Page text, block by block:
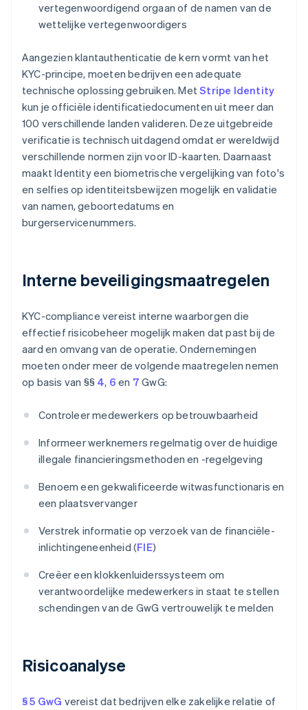
vertegenwoordigend orgaan of de namen van de
wettelijke vertegenwoordigers
Aangezien klantauthenticatie de kern vormt van het
KYC-principe, moeten bedrijven een adequate
technische oplossing gebruiken. MetStripe Identity
kun je officiële identificatiedocumenten uit meer dan
100 verschillende landen valideren. Deze uitgebreide
verificatie is technisch uitdagend omdat er wereldwijd
verschillende normen zijn voor ID-kaarten. Daarnaast
maakt Identity een biometrische vergelijking van foto's
en selfies op identiteitsbewijzen mogelijk en validatie
van namen, geboortedatums en
burgerservicenummers.
Interne beveiligingsmaatregelen
KYC-compliance vereist interne waarborgen die
effectief risicobeheer mogelijk maken dat past bij de
aard en omvang van de operatie. Ondernemingen
moeten onder meer de volgende maatregelen nemen
op basis van §§ 4, 6 en 7 GwG:
Controleer medewerkers op betrouwbaarheid
Informeer werknemers regelmatig over de huidige
illegale financieringsmethoden en -regelgeving
Benoem een gekwalificeerde witwasfunctionaris en
een plaatsvervanger
Verstrek informatie op verzoek van de financiële-
inlichtingeneenheid (FIE)
Creëer een klokkenluiderssysteem om
verantwoordelijke medewerkers in staat te stellen
schendingen van de GwG vertrouwelijk te melden
Risicoanalyse
§ 5 GwG vereist dat bedrijven elke zakelijke relatie of